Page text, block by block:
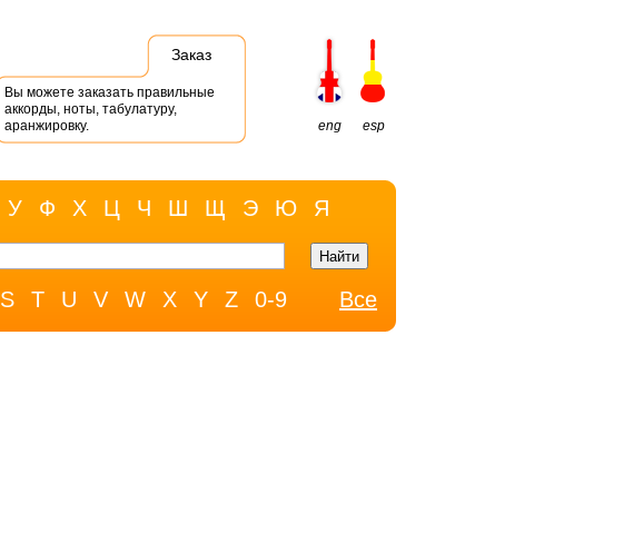
Заказ
Вы можете заказать правильные
аккорды, ноты, табулатуру,
аранжировку.
eng esp
У Ф Х Ц Ч Ш Щ Э Ю Я
S T U V W X Y Z 0-9 Все